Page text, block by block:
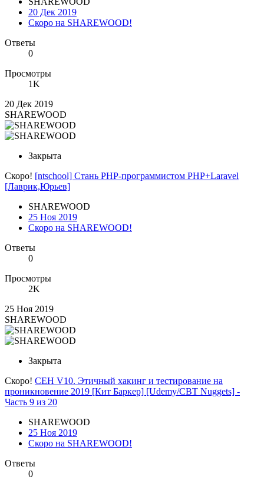
20 Дек 2019
Скоро на SHAREWOOD!
Ответы
0
Просмотры
1K
20 Дек 2019
SHAREWOOD
Закрыта
Скоро! [ntschool] Стань PHP-программистом PHP+Laravel
[Лаврик,Юрьев]
SHAREWOOD
25 Ноя 2019
Скоро на SHAREWOOD!
Ответы
0
Просмотры
2K
25 Ноя 2019
SHAREWOOD
Закрыта
Скоро! CEH V10. Этичный хакинг и тестирование на
проникновение 2019 [Кит Баркер] [Udemy/CBT Nuggets] -
Часть 9 из 20
SHAREWOOD
25 Ноя 2019
Скоро на SHAREWOOD!
Ответы
0